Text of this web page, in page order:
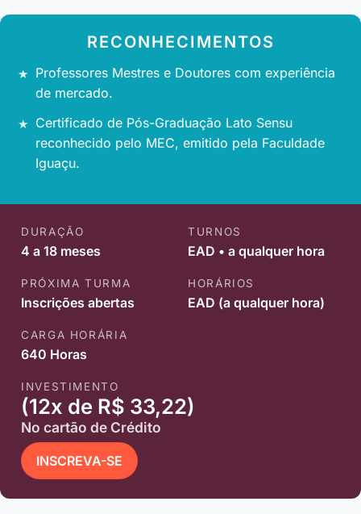
RECONHECIMENTOS
Professores Mestres e Doutores com experiência
de mercado.
Certificado de Pós-Graduação Lato Sensu
reconhecido pelo MEC, emitido pela Faculdade
Iguaçu.
DURAÇÃO
4 a 18 meses
TURNOS
EAD • a qualquer hora
PRÓXIMA TURMA
Inscrições abertas
HORÁRIOS
EAD (a qualquer hora)
CARGA HORÁRIA
640 Horas
INVESTIMENTO
(12x de R$ 33,22)
No cartão de Crédito
INSCREVA-SE